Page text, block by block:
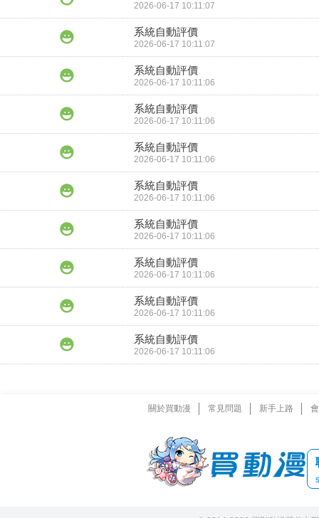
2026-06-17 10:11:07
系統自動評價
2026-06-17 10:11:07
系統自動評價
2026-06-17 10:11:06
系統自動評價
2026-06-17 10:11:06
系統自動評價
2026-06-17 10:11:06
系統自動評價
2026-06-17 10:11:06
系統自動評價
2026-06-17 10:11:06
系統自動評價
2026-06-17 10:11:06
系統自動評價
2026-06-17 10:11:06
系統自動評價
2026-06-17 10:11:06
關於買動漫 常見問題 新手上路